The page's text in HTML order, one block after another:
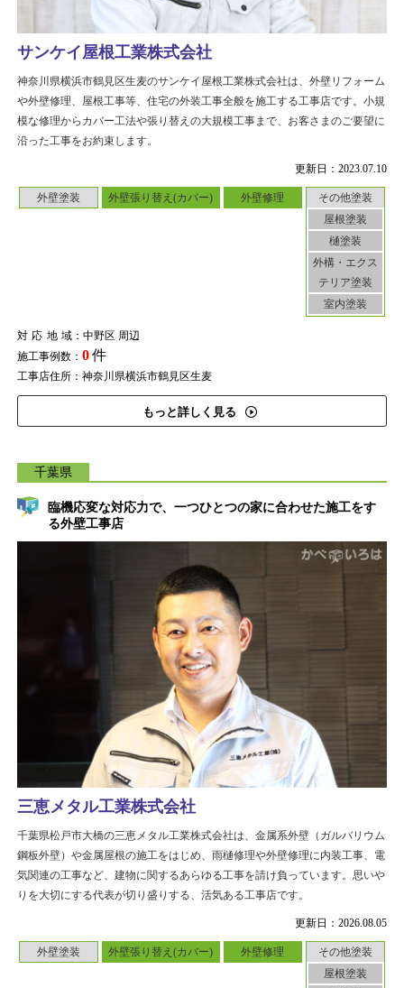
更新日：2023.07.10
外壁塗装 外壁張り替え(カバー) 外壁修理
その他塗装
屋根塗装
樋塗装
外構・エクス
テリア塗装
室内塗装
対応地域：中野区 周辺
施工事例数： 0件
工事店住所：神奈川県横浜市鶴見区生麦
もっと詳しく見る
サンケイ屋根工業株式会社
神奈川県横浜市鶴見区生麦のサンケイ屋根工業株式会社は、外壁リフォーム
や外壁修理、屋根工事等、住宅の外装工事全般を施工する工事店です。小規
模な修理からカバー工法や張り替えの大規模工事まで、お客さまのご要望に
沿った工事をお約束します。
千葉県
臨機応変な対応力で、一つひとつの家に合わせた施工をす
る外壁工事店
更新日：2026.08.05
外壁塗装 外壁張り替え(カバー) 外壁修理
その他塗装
屋根塗装
三恵メタル工業株式会社
千葉県松戸市大橋の三恵メタル工業株式会社は、金属系外壁（ガルバリウム
鋼板外壁）や金属屋根の施工をはじめ、雨樋修理や外壁修理に内装工事、電
気関連の工事など、建物に関するあらゆる工事を請け負っています。思いや
りを大切にする代表が切り盛りする、活気ある工事店です。